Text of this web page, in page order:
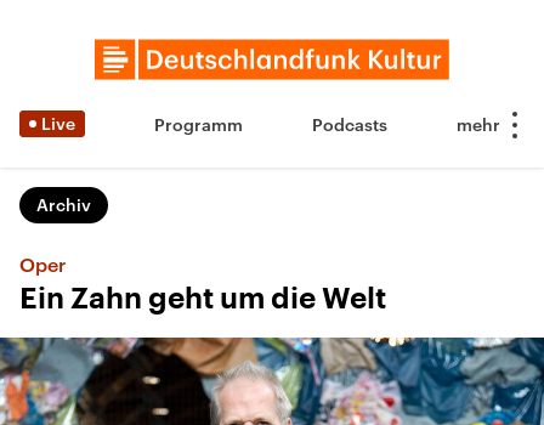
Live Programm Podcasts
Archiv
Oper
Ein Zahn geht um die Welt